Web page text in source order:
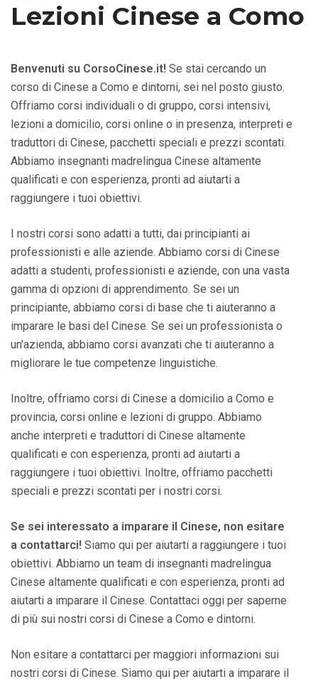
Lezioni Cinese a Como
Benvenuti su CorsoCinese.it! Se stai cercando un
corso di Cinese a Como e dintorni, sei nel posto giusto.
Offriamo corsi individuali o di gruppo, corsi intensivi,
lezioni a domicilio, corsi online o in presenza, interpreti e
traduttori di Cinese, pacchetti speciali e prezzi scontati.
Abbiamo insegnanti madrelingua Cinese altamente
qualificati e con esperienza, pronti ad aiutarti a
raggiungere i tuoi obiettivi.
I nostri corsi sono adatti a tutti, dai principianti ai
professionisti e alle aziende. Abbiamo corsi di Cinese
adatti a studenti, professionisti e aziende, con una vasta
gamma di opzioni di apprendimento. Se sei un
principiante, abbiamo corsi di base che ti aiuteranno a
imparare le basi del Cinese. Se sei un professionista o
un'azienda, abbiamo corsi avanzati che ti aiuteranno a
migliorare le tue competenze linguistiche.
Inoltre, offriamo corsi di Cinese a domicilio a Como e
provincia, corsi online e lezioni di gruppo. Abbiamo
anche interpreti e traduttori di Cinese altamente
qualificati e con esperienza, pronti ad aiutarti a
raggiungere i tuoi obiettivi. Inoltre, offriamo pacchetti
speciali e prezzi scontati per i nostri corsi.
Se sei interessato a imparare il Cinese, non esitare
a contattarci! Siamo qui per aiutarti a raggiungere i tuoi
obiettivi. Abbiamo un team di insegnanti madrelingua
Cinese altamente qualificati e con esperienza, pronti ad
aiutarti a imparare il Cinese. Contattaci oggi per saperne
di più sui nostri corsi di Cinese a Como e dintorni.
Non esitare a contattarci per maggiori informazioni sui
nostri corsi di Cinese. Siamo qui per aiutarti a imparare il